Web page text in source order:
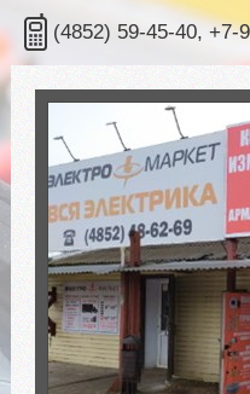
(4852) 59-45-40, +7-